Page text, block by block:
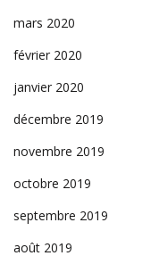
mars 2020
février 2020
janvier 2020
décembre 2019
novembre 2019
octobre 2019
septembre 2019
août 2019